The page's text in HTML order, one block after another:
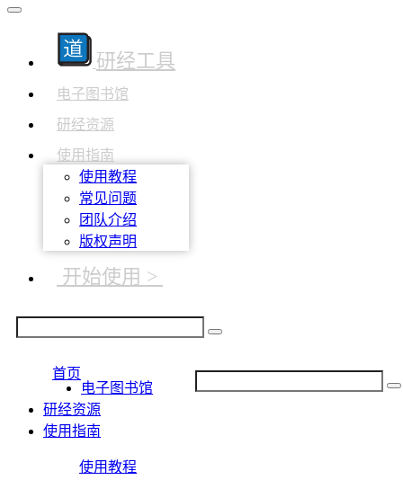
研经工具
电子图书馆
研经资源
使用指南
使用教程
常见问题
团队介绍
版权声明
开始使用 >
首页
电子图书馆
研经资源
使用指南
使用教程